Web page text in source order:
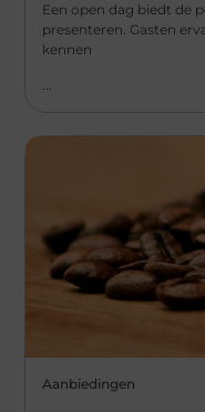
Een open dag biedt de
presenteren. Gasten
kennen
Aanbiedingen